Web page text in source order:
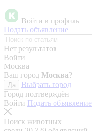
Войти в профиль
Подать объявление
Нет результатов
Войти
Москва
Ваш город Москва?
Да
Выбрать город
Город подтверждён
Войти Подать объявление
Поиск животных